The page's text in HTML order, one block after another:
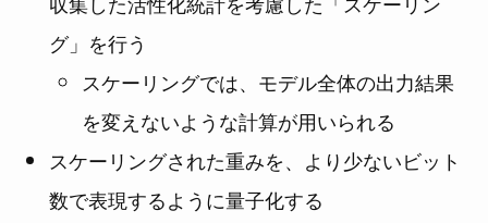
グ」を行う
スケーリングでは、モデル全体の出力結果
を変えないような計算が用いられる
スケーリングされた重みを、より少ないビット
数で表現するように量子化する